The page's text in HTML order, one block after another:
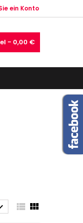
ein Konto
- 0,00 €
 